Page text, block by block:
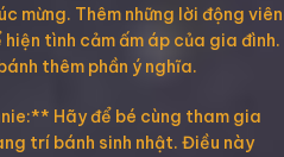
mừng. Thêm những lời động viên
tình cảm ấm áp của gia đình.
thêm phần ý nghĩa.
Hãy để bé cùng tham gia
trí bánh sinh nhật. Điều này